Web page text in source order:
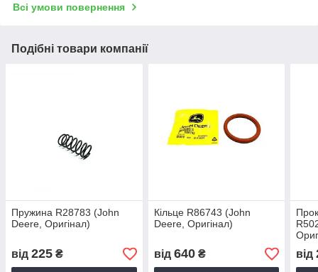
Всі умови повернення
Подібні товари компанії
Пружина R28783 (John
Deere, Оригінал)
від 225 ₴
Кільце R86743 (John
Deere, Оригінал)
від 640₴ від